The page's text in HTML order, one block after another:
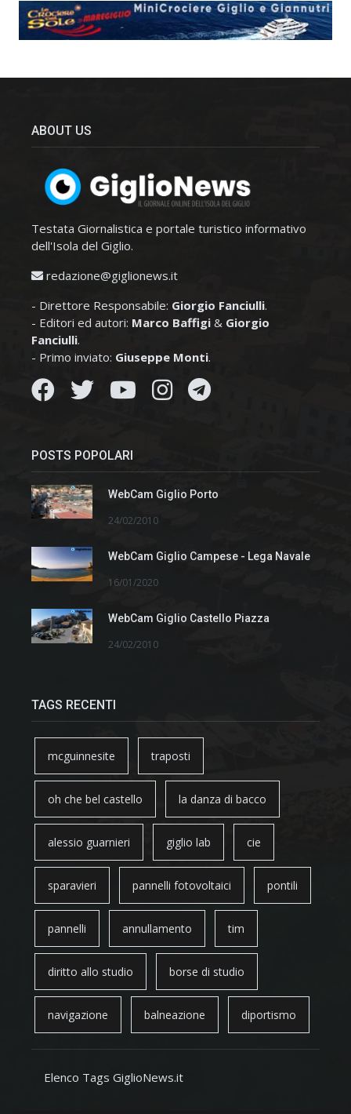
ABOUT US
Testata Giornalistica e portale turistico informativo
dell'Isola del Giglio.
redazione@giglionews.it
- Direttore Responsabile: Giorgio Fanciulli.
- Editori ed autori: Marco Baffigi & Giorgio
Fanciulli.
- Primo inviato: Giuseppe Monti.
POSTS POPOLARI
WebCam Giglio Porto
24/02/2010
WebCam Giglio Campese - Lega Navale
16/01/2020
WebCam Giglio Castello Piazza
24/02/2010
TAGS RECENTI
mcguinnesite traposti
oh che bel castello la danza di bacco
alessio guarnieri giglio lab cie
sparavieri pannelli fotovoltaici pontili
pannelli annullamento tim
diritto allo studio borse di studio
navigazione balneazione diportismo
Elenco Tags GiglioNews.it